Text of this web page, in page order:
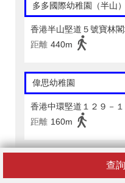
查
多多國際幼稚園（半山）
香港半山堅道５號寶林
距離 440m
偉思幼稚園
香港中環堅道１２９－
距離 160m
偉思幼稚園暨幼兒園